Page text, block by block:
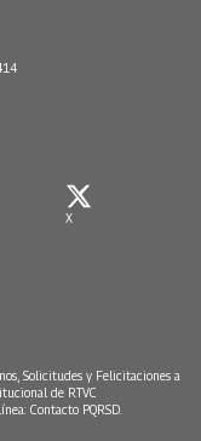
X
Solicitudes y Felicitaciones a
de RTVC
Contacto PQRSD.